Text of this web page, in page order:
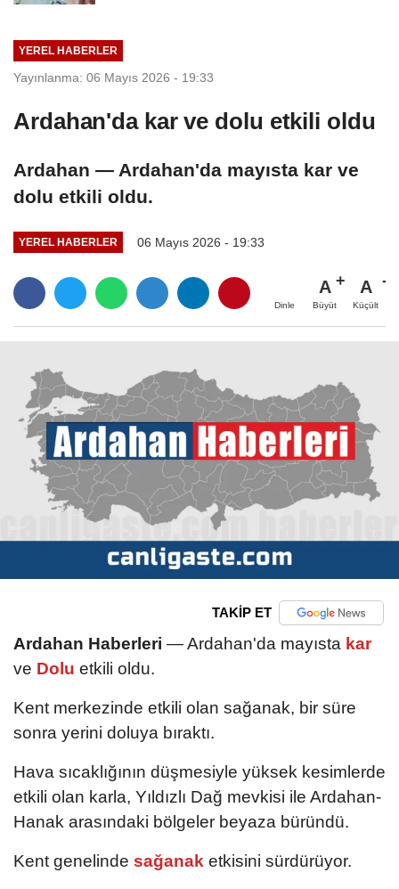
YEREL HABERLER
Yayınlanma: 06 Mayıs 2026 - 19:33
Ardahan'da kar ve dolu etkili oldu
Ardahan — Ardahan'da mayısta kar ve
dolu etkili oldu.
YEREL HABERLER 06 Mayıs 2026 - 19:33
Dinle
A
Büyüt
A
Küçült
TAKİP ET
Ardahan Haberleri — Ardahan'da mayısta kar
ve Dolu etkili oldu.
Kent merkezinde etkili olan sağanak, bir süre
sonra yerini doluya bıraktı.
Hava sıcaklığının düşmesiyle yüksek kesimlerde
etkili olan karla, Yıldızlı Dağ mevkisi ile Ardahan-
Hanak arasındaki bölgeler beyaza büründü.
Kent genelinde sağanak etkisini sürdürüyor.